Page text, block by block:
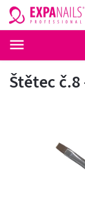
Štětec